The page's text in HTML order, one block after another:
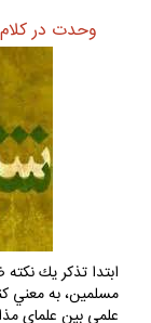
وحدت در
ابتدا تذكر يك
مسلمين، به معني
علمي بين علماي